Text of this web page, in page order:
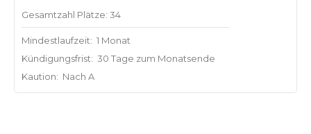
Gesamtzahl Plätze: 34
Mindestlaufzeit: 1 Monat
Kündigungsfrist: 30 Tage zum Monatsende
Kaution: Nach A